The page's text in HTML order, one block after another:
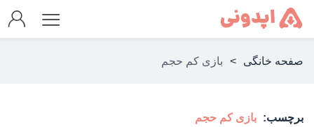
صفحه خانگی > بازی کم حجم
برچسب: بازی کم حجم